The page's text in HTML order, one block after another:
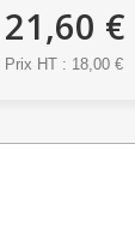
21,60 €
Prix HT : 18,00 €